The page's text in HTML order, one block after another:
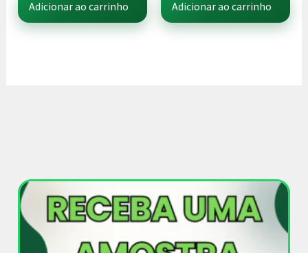
Adicionar ao carrinho Adicionar ao carrinho